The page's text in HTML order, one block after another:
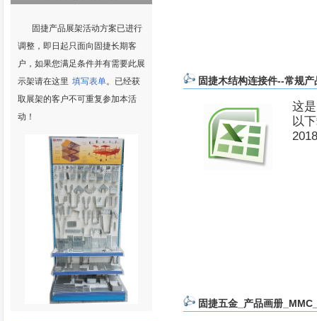
固捷木结构连接件--常规
这
以
固捷五金_产品画册
固捷产品展架活动方案已进行
调整，即日起只面向固捷长期客
户，如果您满足条件并有需要此展
示架请在这里填写表单。已经获
取展架的客户不可重复参加本活
动！